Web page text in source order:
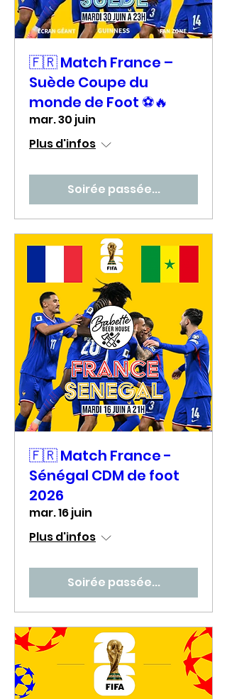
🇫🇷 Match France –
Suède Coupe du
monde de Foot ⚽🔥
mar. 30 juin
Plus d'infos
Soirée passée...
🇫🇷 Match France -
Sénégal CDM de foot
2026
mar. 16 juin
Plus d'infos
Soirée passée...